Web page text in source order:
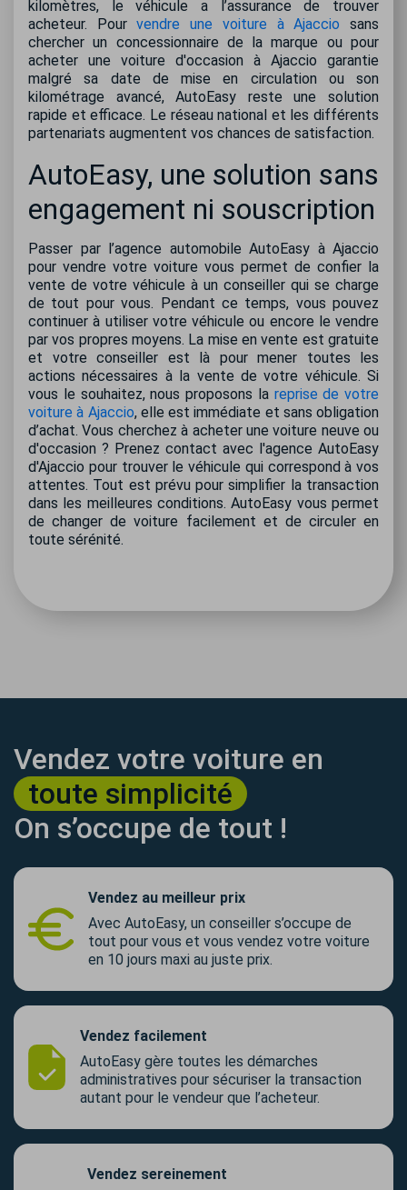
kilomètres, le véhicule a l’assurance de trouver
acheteur. Pourvendre une voiture à Ajaccio sans
chercher un concessionnaire de la marque ou pour
acheter une voiture d'occasion à Ajaccio garantie
malgré sa date de mise en circulation ou son
kilométrage avancé, AutoEasy reste une solution
rapide et efficace. Le réseau national et les différents
partenariats augmentent vos chances de satisfaction.
AutoEasy, une solution sans
engagement ni souscription
Passer par l’agence automobile AutoEasy à Ajaccio
pour vendre votre voiture vous permet de confier la
vente de votre véhicule à un conseiller qui se charge
de tout pour vous. Pendant ce temps, vous pouvez
continuer à utiliser votre véhicule ou encore le vendre
par vos propres moyens. La mise en vente est gratuite
et votre conseiller est là pour mener toutes les
actions nécessaires à la vente de votre véhicule. Si
vous le souhaitez, nous proposons la reprise de votre
voiture à Ajaccio, elle est immédiate et sans obligation
d’achat. Vous cherchez à acheter une voiture neuve ou
d'occasion ? Prenez contact avec l'agence AutoEasy
d'Ajaccio pour trouver le véhicule qui correspond à vos
attentes. Tout est prévu pour simplifier la transaction
dans les meilleures conditions. AutoEasy vous permet
de changer de voiture facilement et de circuler en
toute sérénité.
Vendez votre voiture en
toute simplicité
On s’occupe de tout !
Vendez au meilleur prix
Avec AutoEasy, un conseiller s’occupe de
tout pour vous et vous vendez votre voiture
en 10 jours maxi au juste prix.
Vendez facilement
AutoEasy gère toutes les démarches
administratives pour sécuriser la transaction
autant pour le vendeur que l’acheteur.
Vendez sereinement